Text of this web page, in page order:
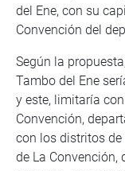
del Ene, con su
Convención del
Según la
Tambo del Ene
y este, limitaría
Convención,
con los distritos
de La Convención,